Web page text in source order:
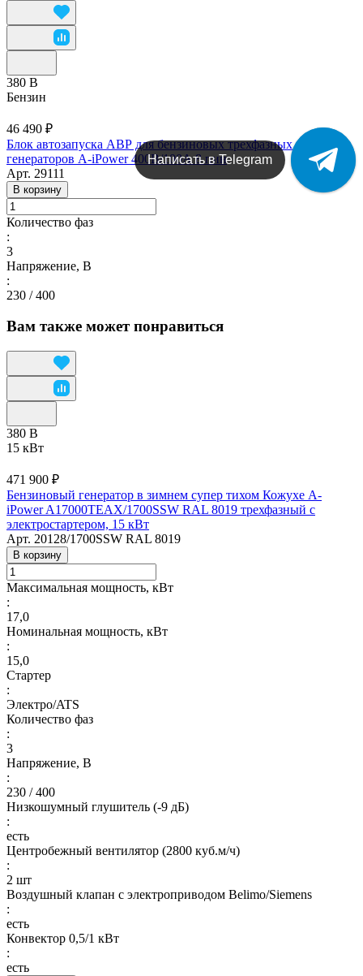
380 В
Бензин
46 490 ₽
Блок автозапуска АВР для бензиновых трехфазных
генераторов A-iPower 400В/100А 8 пин
Арт. 29111
В корзину
Количество фаз
:
3
Напряжение, В
:
230 / 400
Вам также может понравиться
380 В
15 кВт
471 900 ₽
Бензиновый генератор в зимнем супер тихом Кожухе A-
iPower A17000TEAX/1700SSW RAL 8019 трехфазный с
электростартером, 15 кВт
Арт. 20128/1700SSW RAL 8019
В корзину
Максимальная мощность, кВт
:
17,0
Номинальная мощность, кВт
:
15,0
Стартер
:
Электро/ATS
Количество фаз
:
3
Напряжение, В
:
230 / 400
Низкошумный глушитель (-9 дБ)
:
есть
Центробежный вентилятор (2800 куб.м/ч)
:
2 шт
Воздушный клапан с электроприводом Belimo/Siemens
:
есть
Конвектор 0,5/1 кВт
:
есть
Написать в Telegram